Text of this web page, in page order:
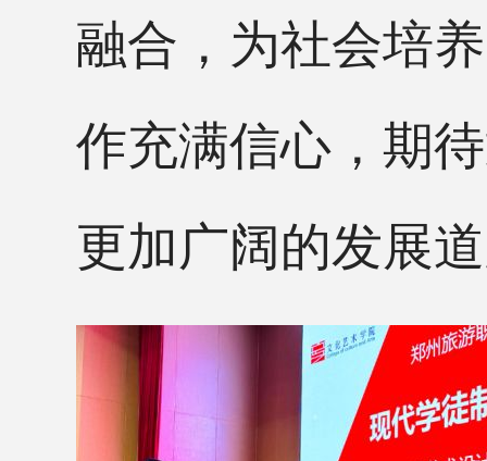
融合，为社会培
作充满信心，期
更加广阔的发展